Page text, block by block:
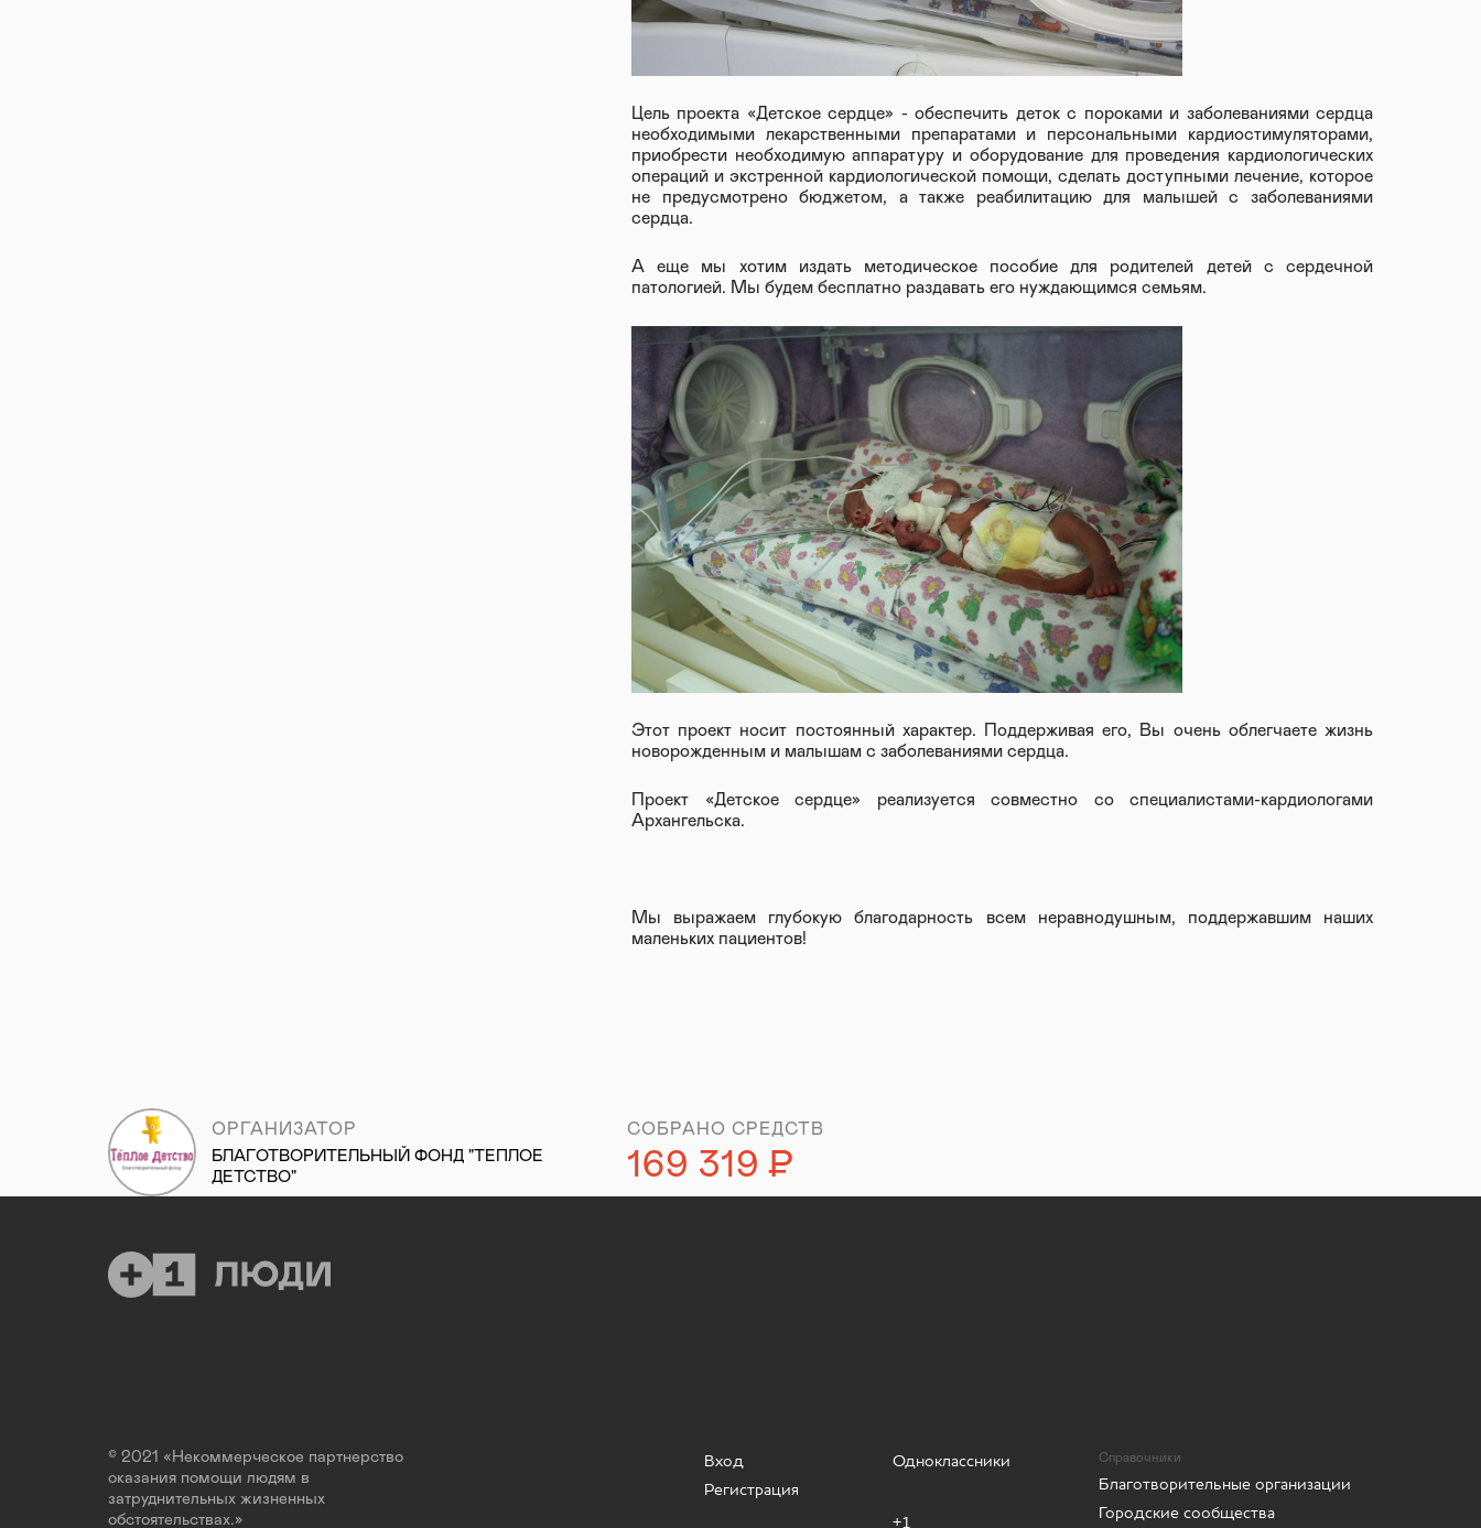
Цель проекта «Детское сердце» - обеспечить деток с пороками и заболеваниями сердца
необходимыми лекарственными препаратами и персональными кардиостимуляторами,
приобрести необходимую аппаратуру и оборудование для проведения кардиологических
операций и экстренной кардиологической помощи, сделать доступными лечение, которое
не предусмотрено бюджетом, а также реабилитацию для малышей с заболеваниями
сердца.
А еще мы хотим издать методическое пособие для родителей детей с сердечной
патологией. Мы будем бесплатно раздавать его нуждающимся семьям.
Этот проект носит постоянный характер. Поддерживая его, Вы очень облегчаете жизнь
новорожденным и малышам с заболеваниями сердца.
Проект «Детское сердце» реализуется совместно со специалистами-кардиологами
Архангельска.
Мы выражаем глубокую благодарность всем неравнодушным, поддержавшим наших
маленьких пациентов!
ОРГАНИЗАТОР
БЛАГОТВОРИТЕЛЬНЫЙ ФОНД "ТЕПЛОЕ
ДЕТСТВО"
СОБРАНО СРЕДСТВ
169 319Р
© 2021 «Некоммерческое партнерство
оказания помощи людям в
затруднительных жизненных
обстоятельствах.»
Вход
Регистрация
Одноклассники
+1
Справочники
Благотворительные организации
Городские сообщества